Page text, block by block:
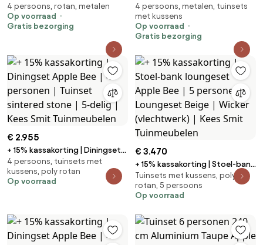
personen Aluminium Taupe
Apple Bee Pine
4 persoons, rotan, metalen
Op voorraad
Gratis bezorging
personen Aluminium Taupe
Apple Bee Pine
4 persoons, metalen, tuinsets
met kussens
Op voorraad
Gratis bezorging
€ 2.955
+ 15% kassakorting | Diningset
Apple Bee | 4 personen | Tuinset
sintered stone | 5-delig | Kees
Smit Tuinmeubelen
4 persoons, tuinsets met
kussens, poly rotan
Op voorraad
€ 3.470
+ 15% kassakorting | Stoel-bank
loungeset Apple Bee | 5
personen | Loungeset Beige |
Wicker (vlechtwerk) | Kees Smit
Tuinsets met kussens, poly
rotan, 5 persoons
Op voorraad